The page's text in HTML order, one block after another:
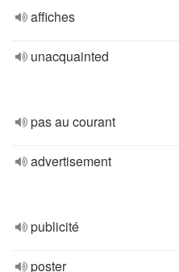
affiches
unacquainted
pas au courant
advertisement
publicité
poster